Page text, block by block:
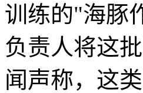
训练的"海豚
负责人将这
闻声称，这